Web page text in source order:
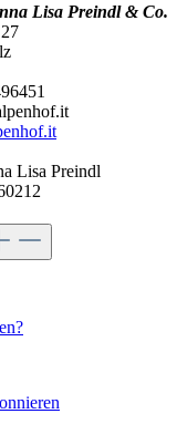
Lisa Preindl & Co.
Lisa Preindl